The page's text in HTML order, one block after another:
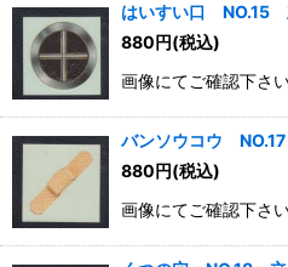
はいすい口 NO.15
880円(税込)
画像にてご確認下さ
バンソウコウ
880円(税込)
画像にてご確認下さ